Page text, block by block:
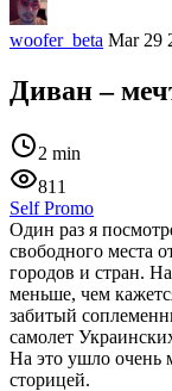
woofer_beta Mar 29
Диван –
2 min
811
Self Promo
Один раз я
свободного места
городов и стран.
меньше, чем
забитый
самолет
На это ушло очень
сторицей.